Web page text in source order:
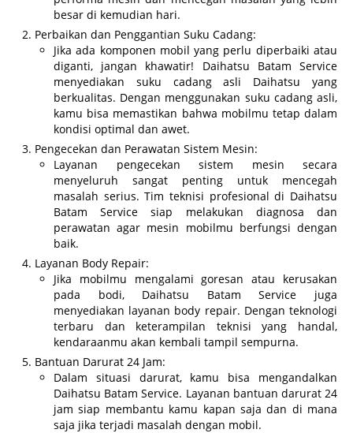
besar di kemudian hari.
Perbaikan dan Penggantian Suku Cadang:
Jika ada komponen mobil yang perlu diperbaiki atau
diganti, jangan khawatir! Daihatsu Batam Service
menyediakan suku cadang asli Daihatsu yang
berkualitas. Dengan menggunakan suku cadang asli,
kamu bisa memastikan bahwa mobilmu tetap dalam
kondisi optimal dan awet.
Pengecekan dan Perawatan Sistem Mesin:
Layanan pengecekan sistem mesin secara
menyeluruh sangat penting untuk mencegah
masalah serius. Tim teknisi profesional di Daihatsu
Batam Service siap melakukan diagnosa dan
perawatan agar mesin mobilmu berfungsi dengan
baik.
Layanan Body Repair:
Jika mobilmu mengalami goresan atau kerusakan
pada bodi, Daihatsu Batam Service juga
menyediakan layanan body repair. Dengan teknologi
terbaru dan keterampilan teknisi yang handal,
kendaraanmu akan kembali tampil sempurna.
Bantuan Darurat 24 Jam:
Dalam situasi darurat, kamu bisa mengandalkan
Daihatsu Batam Service. Layanan bantuan darurat 24
jam siap membantu kamu kapan saja dan di mana
saja jika terjadi masalah dengan mobil.